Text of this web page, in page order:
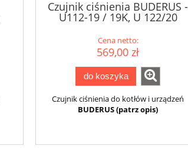
Czujnik ciśnienia BUDERUS -
U112-19 / 19K, U 122/20
Cena netto:
569,00 zł
do koszyka
Czujnik ciśnienia do kotłów i urządzeń
BUDERUS (patrz opis)